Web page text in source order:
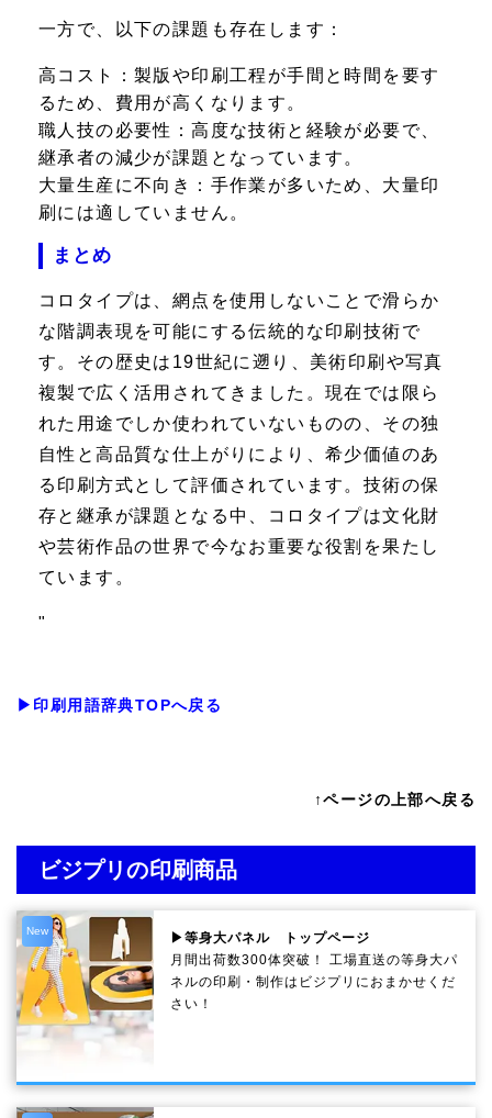
一方で、以下の課題も存在します：
高コスト： 製版や印刷工程が手間と時間を要す
るため、費用が高くなります。
職人技の必要性：高度な技術と経験が必要で、
継承者の減少が課題となっています。
大量生産に不向き： 手作業が多いため、大量印
刷には適していません。
まとめ
コロタイプは、網点を使用しないことで滑らか
な階調表現を可能にする伝統的な印刷技術で
す。その歴史は19世紀に遡り、美術印刷や写真
複製で広く活用されてきました。現在では限ら
れた用途でしか使われていないものの、その独
自性と高品質な仕上がりにより、希少価値のあ
る印刷方式として評価されています。技術の保
存と継承が課題となる中、コロタイプは文化財
や芸術作品の世界で今なお重要な役割を果たし
ています。
"
▶印刷用語辞典TOPへ戻る
↑ページの上部へ戻る
ビジプリの印刷商品
New
▶等身大パネル トップページ
月間出荷数300体突破！ 工場直送の等身大パ
ネルの印刷・制作は ビジプリ におまかせくだ
さい！